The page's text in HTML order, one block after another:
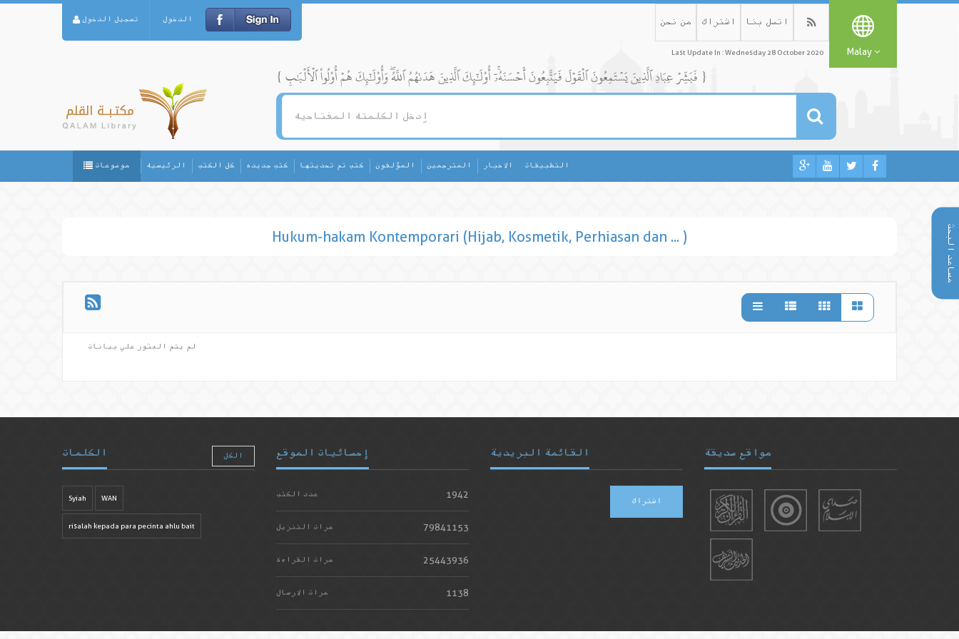
مساعد البحث
تسجيل الدخول الدخول من نحن اشتراك اتصل بنا
Last Update In : Wednesday 28 October 2020 Malay
{ فَبَشِّرۡ عِبَادِ ٱلَّذِينَ يَسۡتَمِعُونَ ٱلۡقَوۡلَ فَيَتَّبِعُونَ أَحۡسَنَهُۥٓۚ أُوْلَٰٓئِكَ ٱلَّذِينَ هَدَىٰهُمُ ٱللَّهُۖ وَأُوْلَٰٓئِكَ هُمۡ أُوْلُواْ ٱلۡأَلۡبَٰبِ }
موضوعات الرئيسيه كل الكتب كتب جديده كتب تم تحديثها المؤلفون المترجمين الاخبار التطبيقات
Hukum-hakam Kontemporari (Hijab, Kosmetik, Perhiasan dan ... )
لم يتم العثور علي بيانات
الكلمات الكل
Syiah WAN
risalah kepada para pecinta ahlu bait
إحصائيات الموقع
عدد الكتب 1942
مرات التنزيل 79841153
مرات القراءة 25443936
مرات الارسال 1138
القائمة البريدية
اشتراك
مواقع صديقة